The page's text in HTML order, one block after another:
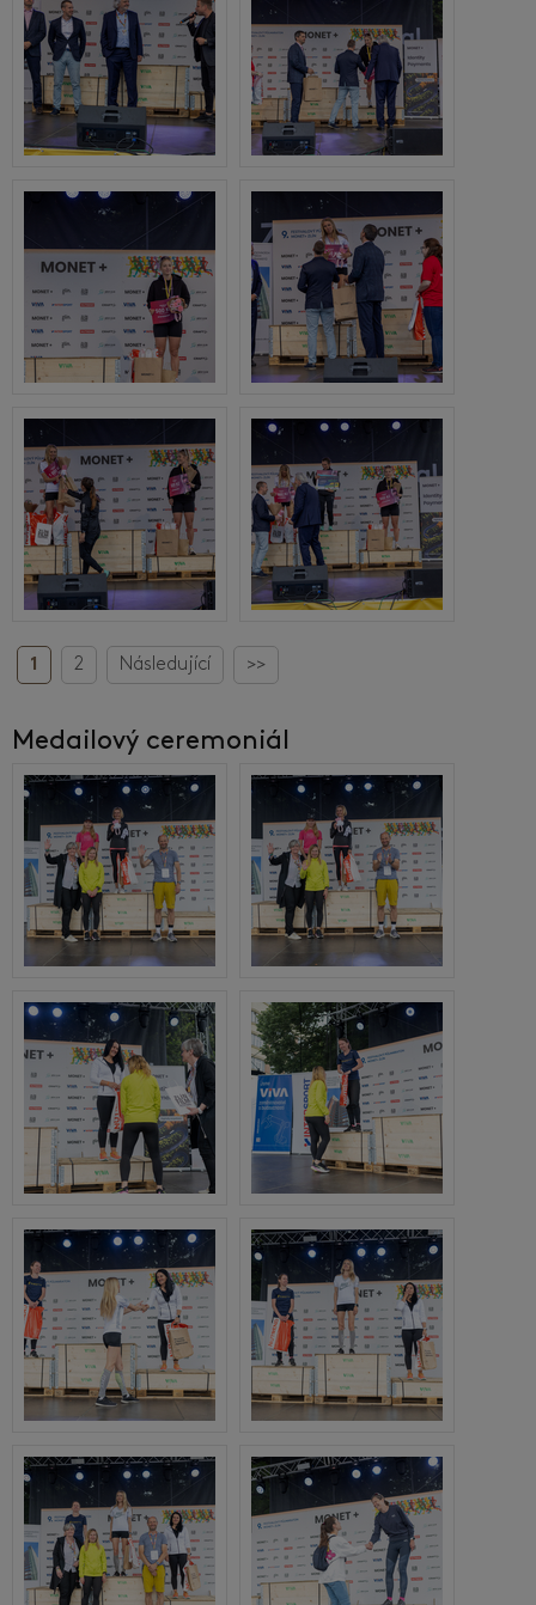
1 2 Následující >>
Medailový ceremoniál